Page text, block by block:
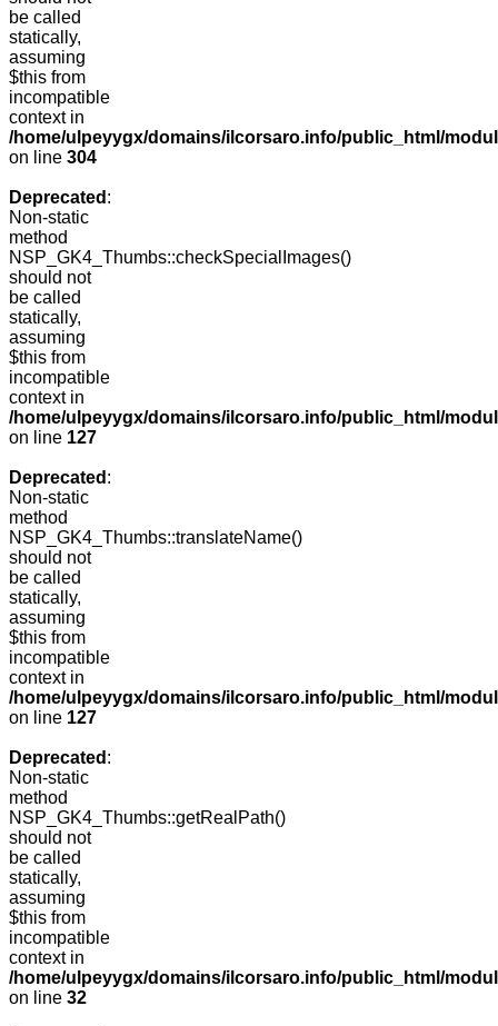
be called
statically,
assuming
$this from
incompatible
context in
/home/ulpeyygx/domains/ilcorsaro.info/public_html/
on line 304
Deprecated :
Non-static
method
NSP_GK4_Thumbs::checkSpecialImages()
should not
be called
statically,
assuming
$this from
incompatible
context in
/home/ulpeyygx/domains/ilcorsaro.info/public_html/
on line 127
Deprecated :
Non-static
method
NSP_GK4_Thumbs::translateName()
should not
be called
statically,
assuming
$this from
incompatible
context in
/home/ulpeyygx/domains/ilcorsaro.info/public_html/
on line 127
Deprecated :
Non-static
method
NSP_GK4_Thumbs::getRealPath()
should not
be called
statically,
assuming
$this from
incompatible
context in
/home/ulpeyygx/domains/ilcorsaro.info/public_html/
on line 32